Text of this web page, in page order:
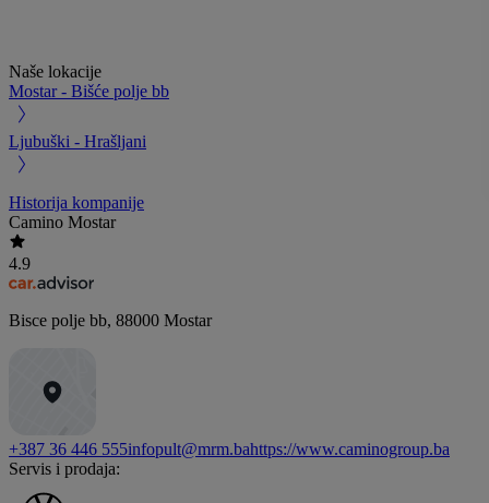
Naše lokacije
Mostar - Bišće polje bb
Ljubuški - Hrašljani
Historija kompanije
Camino Mostar
4.9
Bisce polje bb, 88000 Mostar
+387 36 446 555infopult@mrm.bahttps://www.caminogroup.ba
Servis i prodaja: